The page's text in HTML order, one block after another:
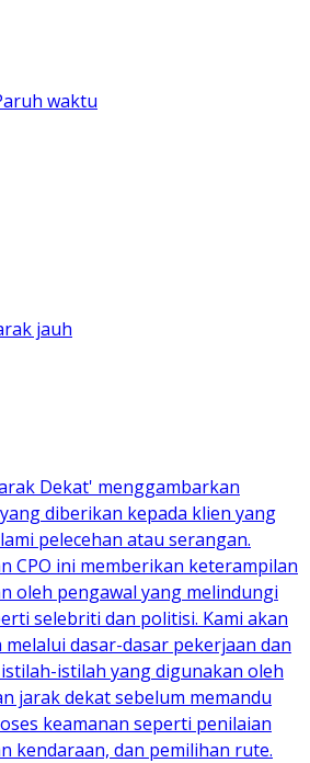
waktu
jauh
Dekat' menggambarkan
diberikan kepada klien yang
pelecehan atau serangan.
CPO ini memberikan keterampilan
oleh pengawal yang melindungi
selebriti dan politisi. Kami akan
melalui dasar-dasar pekerjaan dan
istilah yang digunakan oleh
jarak dekat sebelum memandu
keamanan seperti penilaian
kendaraan, dan pemilihan rute.